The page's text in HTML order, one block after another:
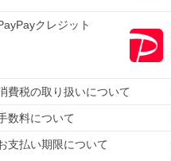
クレジット
費税の取り扱いについて
数料について
支払い期限について